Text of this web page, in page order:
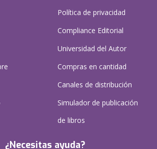
Política de privacidad
Compliance Editorial
Universidad del Autor
Compras en cantidad
Canales de distribución
Simulador de publicación
de libros
¿Necesitas ayuda?